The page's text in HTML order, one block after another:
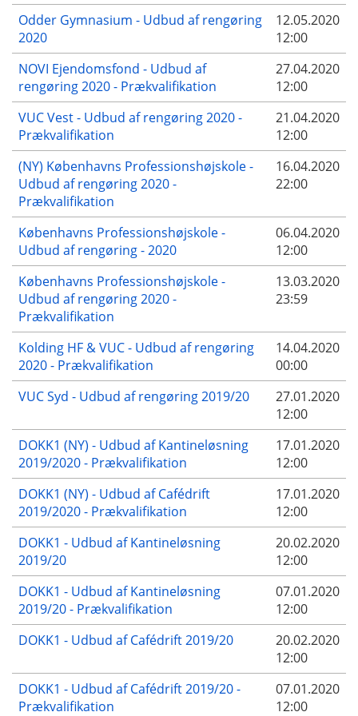
Odder Gymnasium - Udbud af rengøring
2020
12.05.2020
12:00
NOVI Ejendomsfond - Udbud af
rengøring 2020 - Prækvalifikation
27.04.2020
12:00
VUC Vest - Udbud af rengøring 2020 -
Prækvalifikation
21.04.2020
12:00
(NY) Københavns Professionshøjskole -
Udbud af rengøring 2020 -
Prækvalifikation
16.04.2020
22:00
Københavns Professionshøjskole -
Udbud af rengøring - 2020
06.04.2020
12:00
Københavns Professionshøjskole -
Udbud af rengøring 2020 -
Prækvalifikation
13.03.2020
23:59
Kolding HF & VUC - Udbud af rengøring
2020 - Prækvalifikation
14.04.2020
00:00
VUC Syd - Udbud af rengøring 2019/20
27.01.2020
12:00
DOKK1 (NY) - Udbud af Kantineløsning
2019/2020 - Prækvalifikation
17.01.2020
12:00
DOKK1 (NY) - Udbud af Cafédrift
2019/2020 - Prækvalifikation
17.01.2020
12:00
DOKK1 - Udbud af Kantineløsning
2019/20
20.02.2020
12:00
DOKK1 - Udbud af Kantineløsning
2019/20 - Prækvalifikation
07.01.2020
12:00
DOKK1 - Udbud af Cafédrift 2019/20
20.02.2020
12:00
DOKK1 - Udbud af Cafédrift 2019/20 -
Prækvalifikation
07.01.2020
12:00